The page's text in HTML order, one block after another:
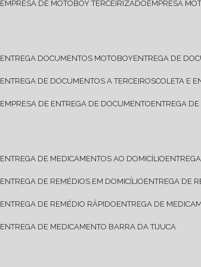
EMPRESA DE MOTOBOY TERCEIRIZADO EMPRESA
ENTREGA DOCUMENTOS MOTOBOY ENTREGA DE
ENTREGA DE DOCUMENTOS A TERCEIROS COLETA E
EMPRESA DE ENTREGA DE DOCUMENTO ENTREGA
ENTREGA DE MEDICAMENTOS AO DOMICÍLIO
ENTREGA DE REMÉDIOS EM DOMICÍLIO ENTREGA DE
ENTREGA DE REMÉDIO RÁPIDO ENTREGA DE
ENTREGA DE MEDICAMENTO BARRA DA TIJUCA